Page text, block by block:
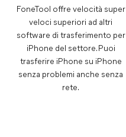
FoneTool offre velocità super
veloci superiori ad altri
software di trasferimento per
iPhone del settore. Puoi
trasferire iPhone su iPhone
senza problemi anche senza
rete.